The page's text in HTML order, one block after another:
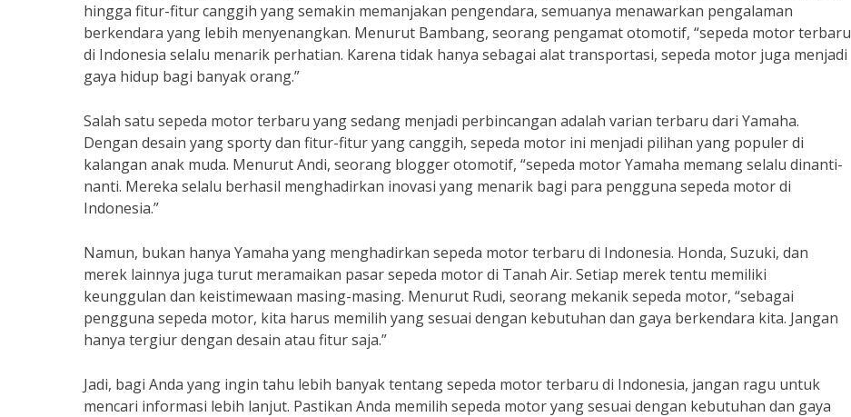
hingga fitur-fitur canggih yang semakin memanjakan pengendara, semuanya menawarkan pengalaman
berkendara yang lebih menyenangkan. Menurut Bambang, seorang pengamat otomotif, “sepeda motor terbaru
di Indonesia selalu menarik perhatian. Karena tidak hanya sebagai alat transportasi, sepeda motor juga menjadi
gaya hidup bagi banyak orang.”
Salah satu sepeda motor terbaru yang sedang menjadi perbincangan adalah varian terbaru dari Yamaha.
Dengan desain yang sporty dan fitur-fitur yang canggih, sepeda motor ini menjadi pilihan yang populer di
kalangan anak muda. Menurut Andi, seorang blogger otomotif, “sepeda motor Yamaha memang selalu dinanti-
nanti. Mereka selalu berhasil menghadirkan inovasi yang menarik bagi para pengguna sepeda motor di
Indonesia.”
Namun, bukan hanya Yamaha yang menghadirkan sepeda motor terbaru di Indonesia. Honda, Suzuki, dan
merek lainnya juga turut meramaikan pasar sepeda motor di Tanah Air. Setiap merek tentu memiliki
keunggulan dan keistimewaan masing-masing. Menurut Rudi, seorang mekanik sepeda motor, “sebagai
pengguna sepeda motor, kita harus memilih yang sesuai dengan kebutuhan dan gaya berkendara kita. Jangan
hanya tergiur dengan desain atau fitur saja.”
Jadi, bagi Anda yang ingin tahu lebih banyak tentang sepeda motor terbaru di Indonesia, jangan ragu untuk
mencari informasi lebih lanjut. Pastikan Anda memilih sepeda motor yang sesuai dengan kebutuhan dan gaya